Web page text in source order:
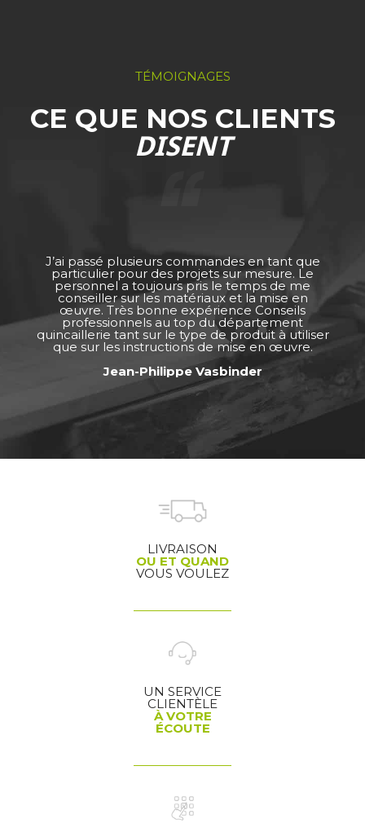
TÉMOIGNAGES
CE QUE NOS CLIENTS
DISENT
J’ai passé plusieurs commandes en tant que
particulier pour des projets sur mesure. Le
personnel a toujours pris le temps de me
conseiller sur les matériaux et la mise en
œuvre. Très bonne expérience Conseils
professionnels au top du département
quincaillerie tant sur le type de produit à utiliser
que sur les instructions de mise en œuvre.
Jean-Philippe Vasbinder
LIVRAISON
OU ET QUAND
VOUS VOULEZ
UN SERVICE
CLIENTÈLE
À VOTRE
ÉCOUTE